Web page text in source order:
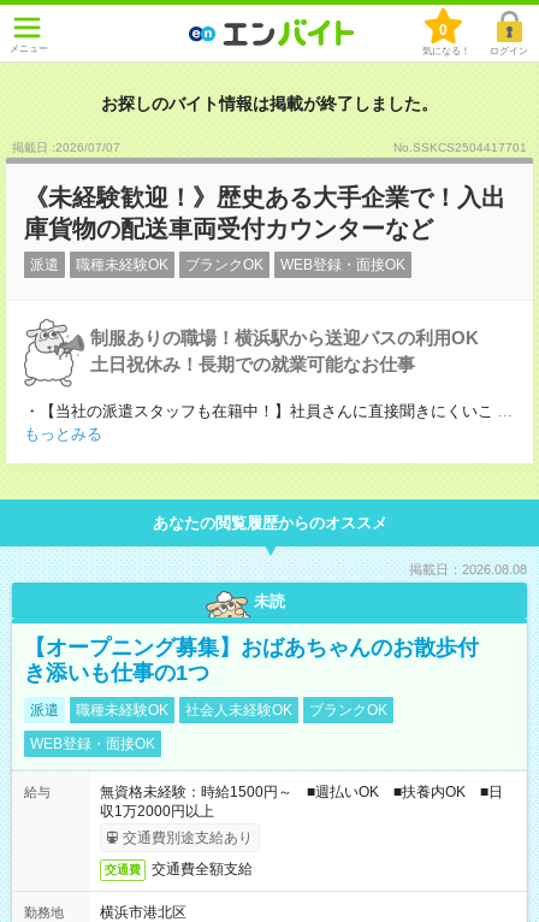
メニュー
0
気になる！ ログイン
お探しのバイト情報は掲載が終了しました。
掲載日 :2026/07/07 No.SSKCS2504417701
《未経験歓迎！》歴史ある大手企業で！入出
庫貨物の配送車両受付カウンターなど
派遣 職種未経験OK ブランクOK WEB登録・面接OK
制服ありの職場！横浜駅から送迎バスの利用OK
土日祝休み！長期での就業可能なお仕事
・【当社の派遣スタッフも在籍中！】社員さんに直接聞きにくいこ ...
もっとみる
あなたの閲覧履歴からのオススメ
掲載日：2026.08.08
未読
【オープニング募集】おばあちゃんのお散歩付
き添いも仕事の1つ
派遣 職種未経験OK 社会人未経験OK
ブランクOK
WEB登録・面接OK
給与
無資格未経験：時給1500円～ ■週払いOK ■扶養内OK ■日
収1万2000円以上
交通費別途支給あり
交通費 交通費全額支給
勤務地
横浜市港北区